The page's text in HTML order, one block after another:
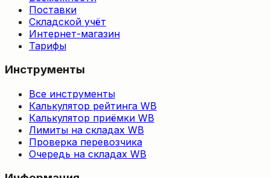
Поставки
Складской учёт
Интернет-магазин
Тарифы
Инструменты
Все инструменты
Калькулятор рейтинга WB
Калькулятор приёмки WB
Лимиты на складах WB
Проверка перевозчика
Очередь на складах WB